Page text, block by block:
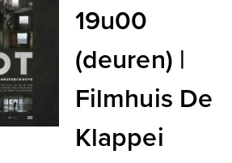
19u00
(deuren) |
Filmhuis De
Klappei